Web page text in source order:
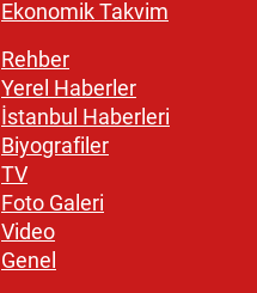
Ekonomik Takvim
Rehber
Yerel Haberler
İstanbul Haberleri
Biyografiler
TV
Foto Galeri
Video
Genel